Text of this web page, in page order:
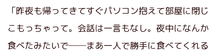
「昨夜も帰ってきてすぐパソコン抱えて部屋に閉じ
こもっちゃって。会話は一言もなし。夜中になんか
食べたみたいで──まあ一人で勝手に食べてくれる